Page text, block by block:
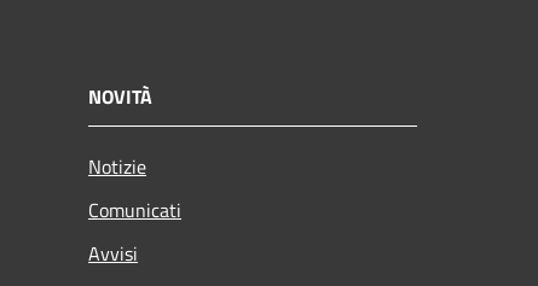
NOVITÀ
Notizie
Comunicati
Avvisi